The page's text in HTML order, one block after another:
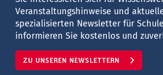
Veranstaltungshinweise und
spezialisierten Newsletter für
informieren Sie kostenlos und
ZU UNSEREN NEWSLETTERN